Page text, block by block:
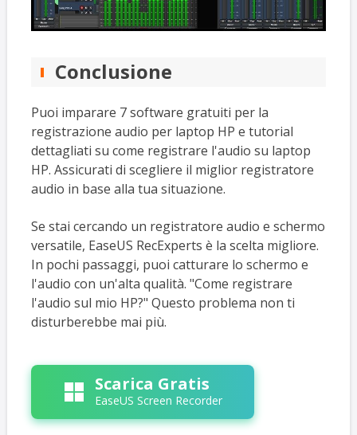
Conclusione
Puoi imparare 7 software gratuiti per la
registrazione audio per laptop HP e tutorial
dettagliati su come registrare l'audio su laptop
HP. Assicurati di scegliere il miglior registratore
audio in base alla tua situazione.
Se stai cercando un registratore audio e schermo
versatile, EaseUS RecExperts è la scelta migliore.
In pochi passaggi, puoi catturare lo schermo e
l'audio con un'alta qualità. "Come registrare
l'audio sul mio HP?" Questo problema non ti
disturberebbe mai più.
Scarica Gratis
EaseUS Screen Recorder